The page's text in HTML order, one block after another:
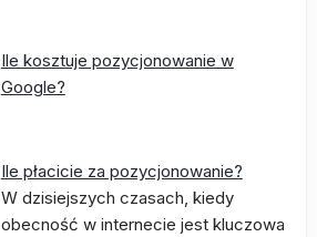
Ile kosztuje pozycjonowanie w
Google?
Ile płacicie za pozycjonowanie?
W dzisiejszych czasach, kiedy
obecność w internecie jest kluczowa